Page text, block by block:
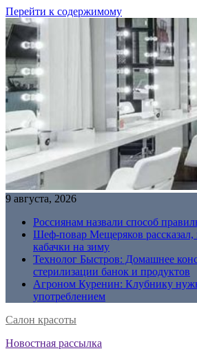
Перейти к содержимому
9 августа, 2026
Россиянам назвали способ
Шеф-повар Мещеряков рассказал,
кабачки на зиму
Технолог Быстров: Домашнее
стерилизации банок и продуктов
Агроном Куренин: Клубнику
употреблением
Салон красоты
Новостная рассылка